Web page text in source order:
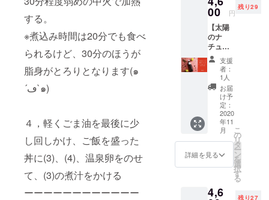
する。
※煮込み時間は20分でも食べ
られるけど、30分のほうが
脂身がとろりとなります(๑
´ڡ`๑)
４，軽くごま油を最後に少
し回しかけ、ご飯を盛った
丼に(3)、(4)、温泉卵をのせ
て、(3)の煮汁をかける
ーーーーーーーーーーーー
す。
りです
◎ ※お
届けは
11月末
~12月末
を予定
してい
ます。
※デザイ
ンはイ
メージ
です。
変更に
なる可
能性が
す。
程が合
わない
時は、
１回分
のアー
カイブ
をお届
け致し
ます）
※特に記
載がな
い場合
は、
11/8日
の回で
致しま
す。 ※
を１週
にも、
スープ
などお
料理に
使えま
す。 ▶
ナチュ
ラル
コーラ
シロッ
プ 元気
が湧き
上がる
会津の
ニンジ
ンとガ
た、や
高めた
い時や
パワー
チャー
ジをし
たい時
におす
すめで
す◎ お
届けは
10月末
~11月末
を予定
してい
ます。
クがつ
くれる
徳用サ
イズ！
アーユ
ル
ヴェー
ダで注
目され
ている
ホー
リーバ
ジル
に、ピ
リリと
効く高
たっぷ
00 円
残り29
【太陽
のナ
チュラ
ルコー
ラシ
ロップ
徳用サ
イズ
(1000m
l)】 1本
で約20
杯分の
ドリン
クがつ
くれる
徳用サ
気が湧
支援
者：
1人
お届
け予
定：
2020
年11
月
詳細を見る
こ
の
リ
タ
ー
ン
を
選
択
す
る
4,6 残り27